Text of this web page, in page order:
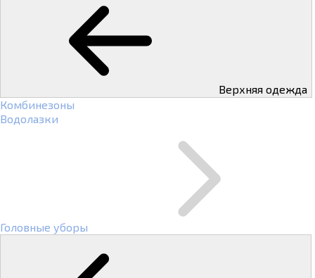
Верхняя одежда
Комбинезоны
Водолазки
Головные уборы